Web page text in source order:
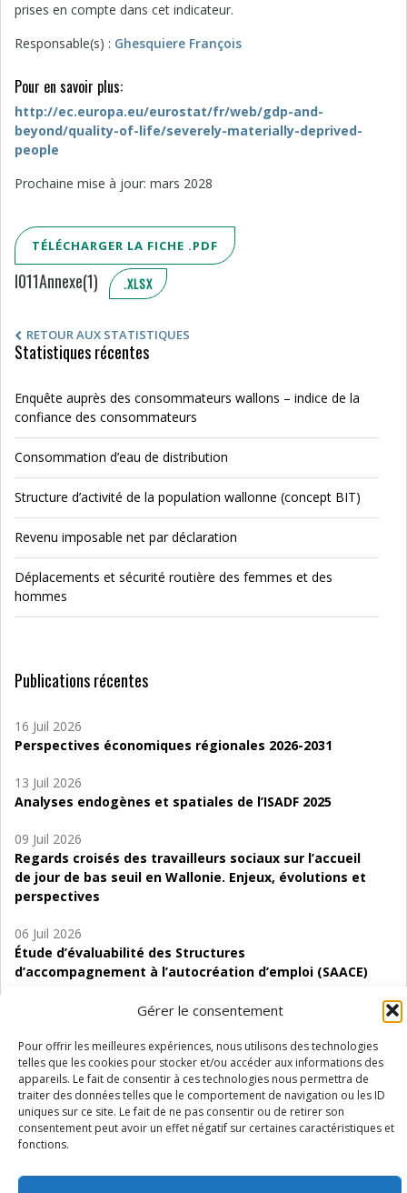
Gérer le consentement
Pour offrir les meilleures expériences, nous utilisons des technologies
telles que les cookies pour stocker et/ou accéder aux informations des
appareils. Le fait de consentir à ces technologies nous permettra de
traiter des données telles que le comportement de navigation ou les ID
uniques sur ce site. Le fait de ne pas consentir ou de retirer son
consentement peut avoir un effet négatif sur certaines caractéristiques et
fonctions.
prises en compte dans cet indicateur.
Responsable(s) : Ghesquiere François
Pour en savoir plus:
http://ec.europa.eu/eurostat/fr/web/gdp-and-
beyond/quality-of-life/severely-materially-deprived-
people
Prochaine mise à jour: mars 2028
TÉLÉCHARGER LA FICHE .PDF
I011Annexe(1) .XLSX
RETOUR AUX STATISTIQUES
Statistiques récentes
Enquête auprès des consommateurs wallons – indice de la
confiance des consommateurs
Consommation d’eau de distribution
Structure d’activité de la population wallonne (concept BIT)
Revenu imposable net par déclaration
Déplacements et sécurité routière des femmes et des
hommes
Publications récentes
16 Juil 2026
Perspectives économiques régionales 2026-2031
13 Juil 2026
Analyses endogènes et spatiales de l’ISADF 2025
09 Juil 2026
Regards croisés des travailleurs sociaux sur l’accueil
de jour de bas seuil en Wallonie. Enjeux, évolutions et
perspectives
06 Juil 2026
Étude d’évaluabilité des Structures
d’accompagnement à l’autocréation d’emploi (SAACE)
d’offre de soins pour comprendre la situation en
Wallonie ?